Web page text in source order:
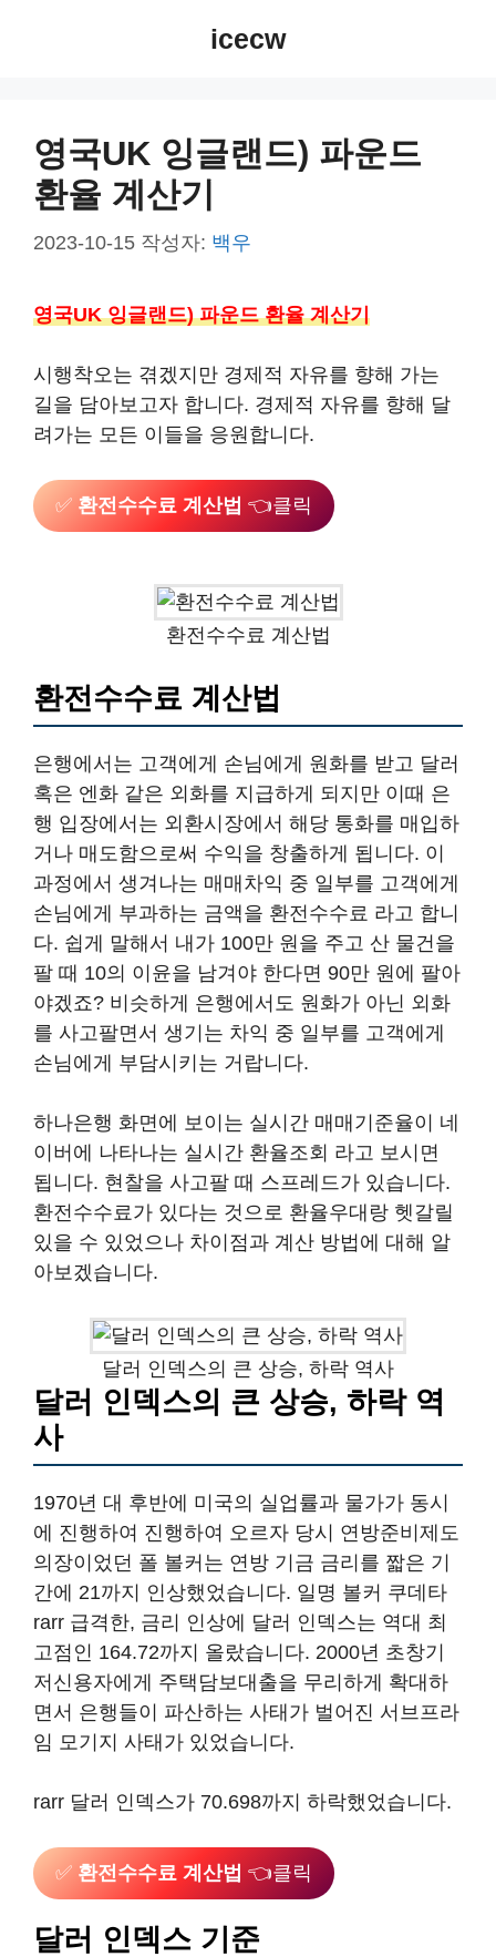
icecw
영국UK 잉글랜드) 파운드
환율 계산기
2023-10-15 작성자: 백우
영국UK 잉글랜드) 파운드 환율 계산기
시행착오는 겪겠지만 경제적 자유를 향해 가는
길을 담아보고자 합니다. 경제적 자유를 향해 달
려가는 모든 이들을 응원합니다.
✅ 환전수수료 계산법 👈클릭
환전수수료 계산법
환전수수료 계산법
은행에서는 고객에게 손님에게 원화를 받고 달러
혹은 엔화 같은 외화를 지급하게 되지만 이때 은
행 입장에서는 외환시장에서 해당 통화를 매입하
거나 매도함으로써 수익을 창출하게 됩니다. 이
과정에서 생겨나는 매매차익 중 일부를 고객에게
손님에게 부과하는 금액을 환전수수료 라고 합니
다. 쉽게 말해서 내가 100만 원을 주고 산 물건을
팔 때 10의 이윤을 남겨야 한다면 90만 원에 팔아
야겠죠? 비슷하게 은행에서도 원화가 아닌 외화
를 사고팔면서 생기는 차익 중 일부를 고객에게
손님에게 부담시키는 거랍니다.
하나은행 화면에 보이는 실시간 매매기준율이 네
이버에 나타나는 실시간 환율조회 라고 보시면
됩니다. 현찰을 사고팔 때 스프레드가 있습니다.
환전수수료가 있다는 것으로 환율우대랑 헷갈릴
있을 수 있었으나 차이점과 계산 방법에 대해 알
아보겠습니다.
달러 인덱스의 큰 상승, 하락 역사
달러 인덱스의 큰 상승, 하락 역
사
1970년 대 후반에 미국의 실업률과 물가가 동시
에 진행하여 진행하여 오르자 당시 연방준비제도
의장이었던 폴 볼커는 연방 기금 금리를 짧은 기
간에 21까지 인상했었습니다. 일명 볼커 쿠데타
rarr 급격한, 금리 인상에 달러 인덱스는 역대 최
고점인 164.72까지 올랐습니다. 2000년 초창기
저신용자에게 주택담보대출을 무리하게 확대하
면서 은행들이 파산하는 사태가 벌어진 서브프라
임 모기지 사태가 있었습니다.
rarr 달러 인덱스가 70.698까지 하락했었습니다.
✅ 환전수수료 계산법 👈클릭
달러 인덱스 기준